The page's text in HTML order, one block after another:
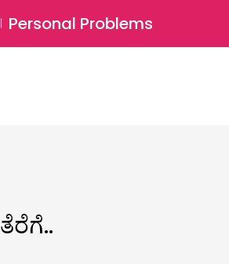
⚲
Personal Problems